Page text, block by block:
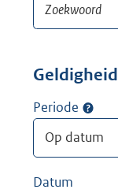
Geldigheid
Periode
Datum